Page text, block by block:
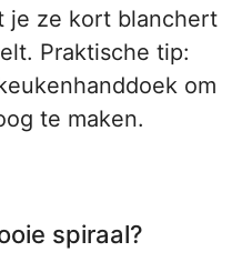
je ze kort blanchert
Praktische tip:
om
te maken.
spiraal?